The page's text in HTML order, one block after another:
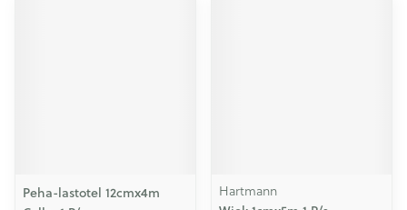
Peha-lastotel 12cmx4m
Hartmann